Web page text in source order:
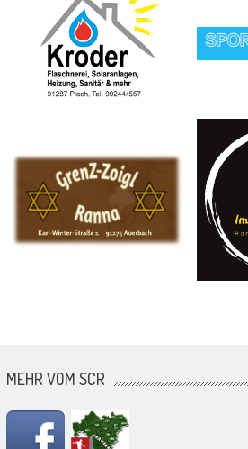
MEHR VOM SCR